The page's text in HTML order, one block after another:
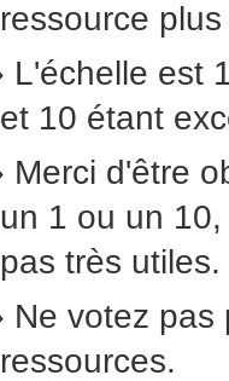
ressource
L'échelle est
et 10 étant
Merci d'être
un 1 ou un
pas très utiles.
Ne votez pas
ressources.